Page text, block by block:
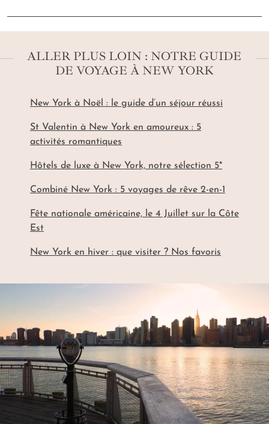
ALLER PLUS LOIN : NOTRE GUIDE
DE VOYAGE À NEW YORK
New York à Noël : le guide d’un séjour réussi
St Valentin à New York en amoureux : 5
activités romantiques
Hôtels de luxe à New York, notre sélection 5*
Combiné New York : 5 voyages de rêve 2-en-1
Fête nationale américaine, le 4 Juillet sur la Côte
Est
New York en hiver : que visiter ? Nos favoris